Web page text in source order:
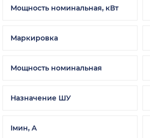
Мощность номинальная, кВт
Маркировка
Мощность номинальная
Назначение ШУ
Iмин, А